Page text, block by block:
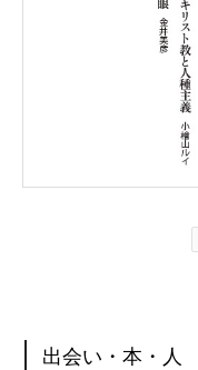
出会い・本・人